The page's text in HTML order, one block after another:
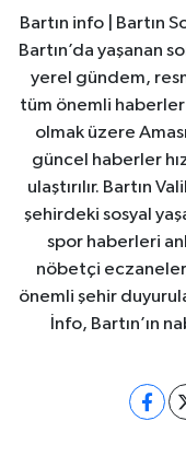
Bartın info | Bartın
Bartın’da yaşanan
yerel gündem,
tüm önemli haberler
olmak üzere
güncel haberler
ulaştırılır. Bartın
şehirdeki sosyal
spor haberleri
nöbetçi
önemli şehir
İnfo, Bartın’ın